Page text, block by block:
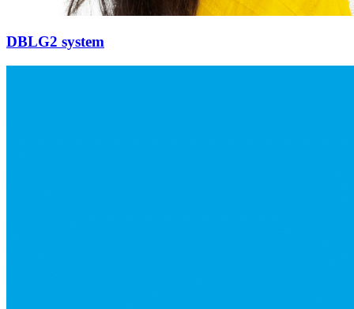
DBLG2 system